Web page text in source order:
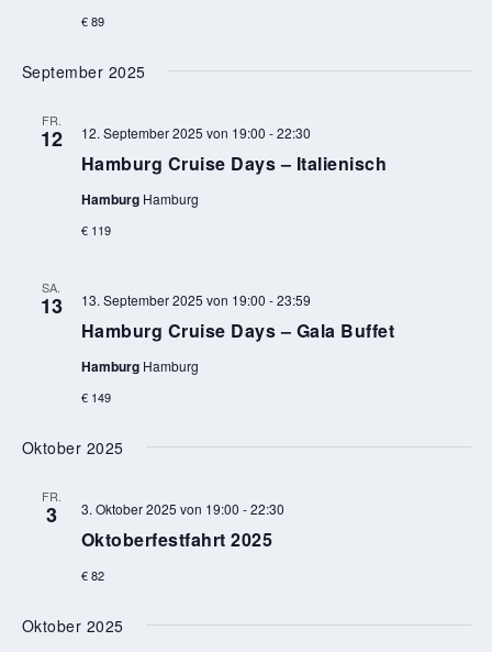
€ 89
September 2025
FR.
12
Hamburg Cruise Days – Italienisch
12. September 2025 von 19:00 -22:30
Hamburg Hamburg
€ 119
SA.
13
Hamburg Cruise Days – Gala Buffet
13. September 2025 von 19:00 -23:59
Hamburg Hamburg
€ 149
Oktober 2025
FR.
3
Oktoberfestfahrt 2025
3. Oktober 2025 von 19:00 -22:30
€ 82
Oktober 2025